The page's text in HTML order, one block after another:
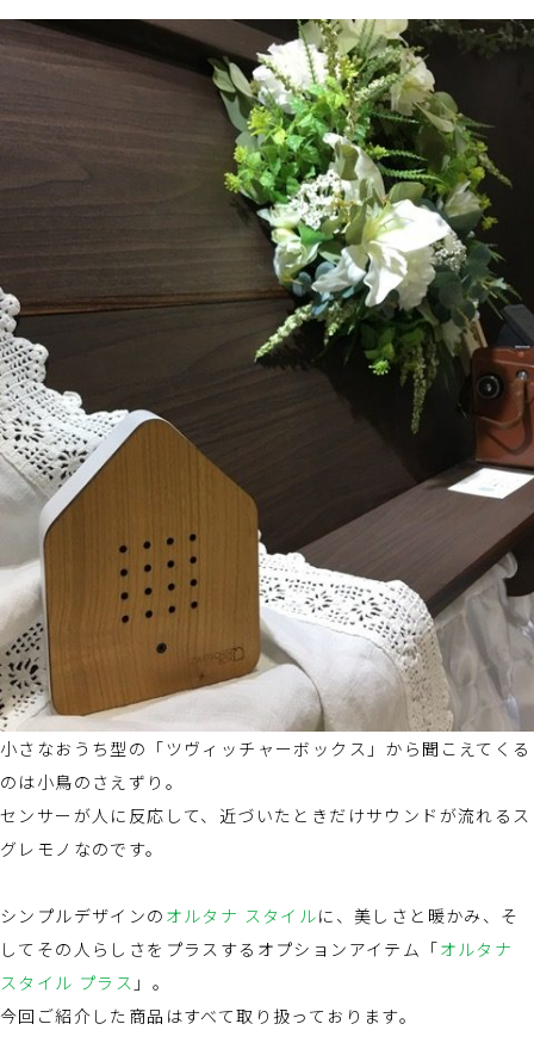
小さなおうち型の「ツヴィッチャーボックス」から聞こえてくる
のは小鳥のさえずり。
センサーが人に反応して、近づいたときだけサウンドが流れるス
グレモノなのです。
シンプルデザインの オルタナ スタイルに、美しさと暖かみ、そ
してその人らしさをプラスするオプションアイテム「オルタナ
スタイル プラス 」。
今回ご紹介した商品はすべて取り扱っております。